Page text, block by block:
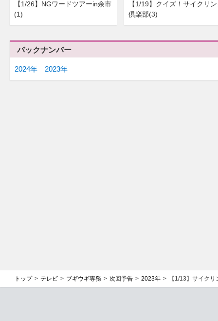
【1/26】NGワードツアーin余市
(1)
【1/19】クイズ！サイクリ
倶楽部(3)
バックナンバー
2024年 2023年
トップ テレビ ブギウギ専務 次回予告 2023年 【1/13】サイク